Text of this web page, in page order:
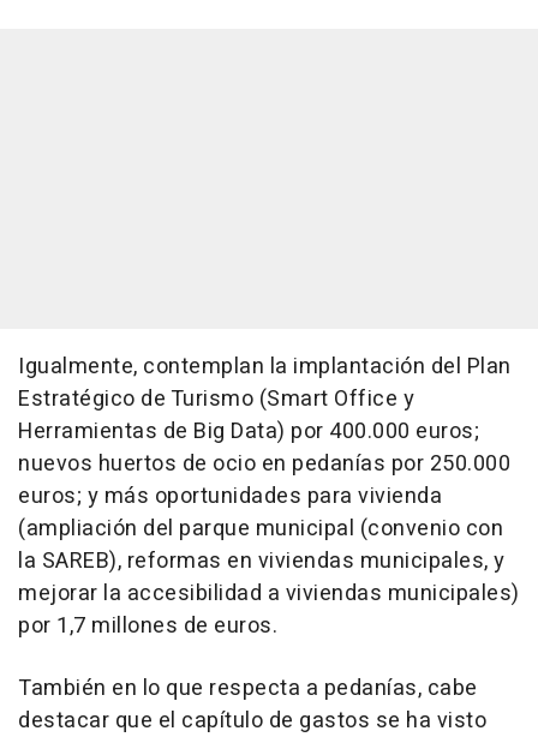
Igualmente, contemplan la implantación del Plan
Estratégico de Turismo (Smart Office y
Herramientas de Big Data) por 400.000 euros;
nuevos huertos de ocio en pedanías por 250.000
euros; y más oportunidades para vivienda
(ampliación del parque municipal (convenio con
la SAREB), reformas en viviendas municipales, y
mejorar la accesibilidad a viviendas municipales)
por 1,7 millones de euros.
También en lo que respecta a pedanías, cabe
destacar que el capítulo de gastos se ha visto